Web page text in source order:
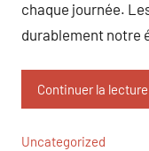
chaque journée.
durablement
Continuer la lecture
Uncategorized